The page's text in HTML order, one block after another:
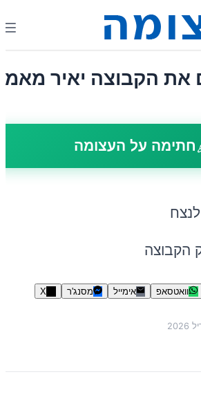
את הקבוצה יאיר מאמן
חתימה על העצומה
הקבוצה
וואטסאפ אימייל מסנג'ר X